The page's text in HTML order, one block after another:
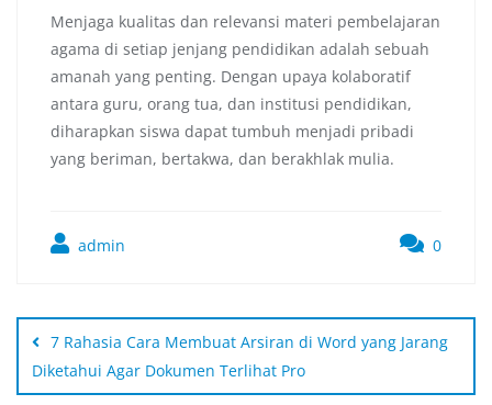
Menjaga kualitas dan relevansi materi pembelajaran
agama di setiap jenjang pendidikan adalah sebuah
amanah yang penting. Dengan upaya kolaboratif
antara guru, orang tua, dan institusi pendidikan,
diharapkan siswa dapat tumbuh menjadi pribadi
yang beriman, bertakwa, dan berakhlak mulia.
admin 0
7 Rahasia Cara Membuat Arsiran di Word yang Jarang
Diketahui Agar Dokumen Terlihat Pro